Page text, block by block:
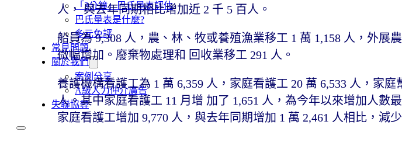
「3分鐘」巴氏量表評估
巴氏量表是什麼?
多元免評
常見問題
關於我們
案例分享
A級人力仲介廣告
失聯協尋
人， 與去年同期相比增加近 2 千 5 百人。
船員為 9,308 人，農、林、牧或養殖漁業移工 1 萬 1,158 人，外展
微幅增加。廢棄物處理和 回收業移工 291 人。
養護機構看護工為 1 萬 6,359 人，家庭看護工 20 萬 6,533 人，家
人。其中家庭看護工 11 月增 加了 1,651 人，為今年以來增加人數
家庭看護工增加 9,770 人，與去年同期增加 1 萬 2,461 人相比，減